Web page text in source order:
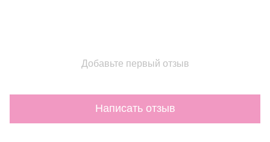
Добавьте первый отзыв
Написать отзыв